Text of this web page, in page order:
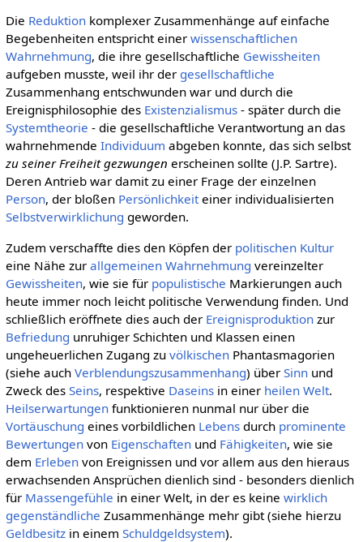
Die Reduktionkomplexer Zusammenhänge auf einfache
Begebenheiten entspricht einer wissenschaftlichen
Wahrnehmung, die ihre gesellschaftliche Gewissheiten
aufgeben musste, weil ihr der gesellschaftliche
Zusammenhang entschwunden war und durch die
Ereignisphilosophie des Existenzialismus- später durch die
Systemtheorie - die gesellschaftliche Verantwortung an das
wahrnehmende Individuum abgeben konnte, das sich selbst
zu seiner Freiheit gezwungen erscheinen sollte (J.P. Sartre).
Deren Antrieb war damit zu einer Frage der einzelnen
Person, der bloßen Persönlichkeiteiner individualisierten
Selbstverwirklichung geworden.
Zudem verschaffte dies den Köpfen der politischen Kultur
eine Nähe zur allgemeinen Wahrnehmung vereinzelter
Gewissheiten, wie sie für populistische Markierungen auch
heute immer noch leicht politische Verwendung finden. Und
schließlich eröffnete dies auch der Ereignisproduktionzur
Befriedung unruhiger Schichten und Klassen einen
ungeheuerlichen Zugang zu völkischenPhantasmagorien
(siehe auch Verblendungszusammenhang) über Sinnund
Zweck des Seins, respektive Daseinsin einer heilen Welt.
Heilserwartungenfunktionieren nunmal nur über die
Vortäuschung eines vorbildlichen Lebensdurch prominente
Bewertungenvon Eigenschaftenund Fähigkeiten, wie sie
dem Erlebenvon Ereignissen und vor allem aus den hieraus
erwachsenden Ansprüchen dienlich sind - besonders dienlich
für Massengefühle in einer Welt, in der es keine wirklich
gegenständliche Zusammenhänge mehr gibt (siehe hierzu
Geldbesitzin einem Schuldgeldsystem).